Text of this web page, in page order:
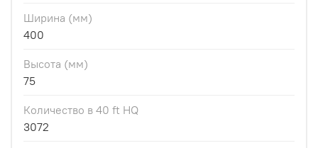
Ширина (мм)
400
Высота (мм)
75
Количество в 40 ft HQ
3072